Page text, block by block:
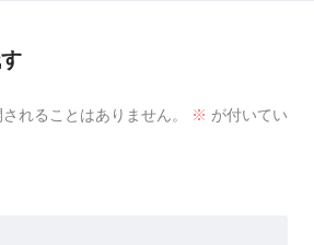
れることはありません。 ※ が付いてい